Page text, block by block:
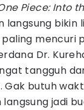
Piece: Into
langsung bikin
paling mencuri
Dr.
tangguh
Gak butuh
langsung jadi